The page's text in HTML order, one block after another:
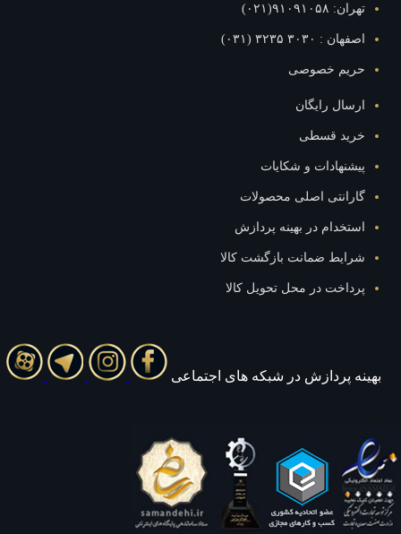
۳۰۳۰ ۳۲۳۵ (۰۳۱)
خصوصی
رایگان
قسطی
و شکایات
اصلی محصولات
در بهینه پردازش
ضمانت بازگشت کالا
در محل تحویل کالا
پردازش در شبکه های اجتماعی